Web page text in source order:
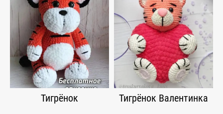
Тигрёнок Тигрёнок Валентинка